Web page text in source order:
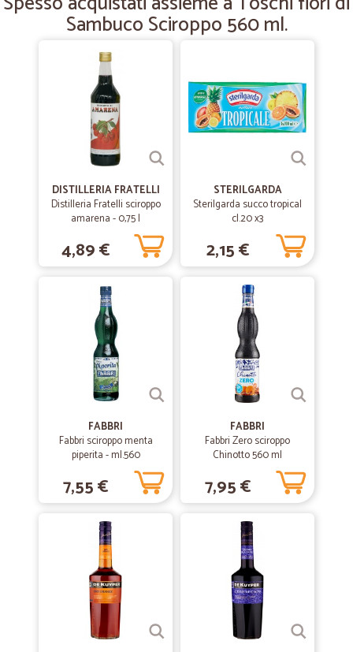
Sambuco Sciroppo 560 ml.
DISTILLERIA FRATELLI
Distilleria Fratelli sciroppo
amarena - 0,75 l
4,89 €
STERILGARDA
Sterilgarda succo tropical
cl.20 x3
2,15 €
FABBRI
Fabbri sciroppo menta
piperita - ml.560
7,55 €
FABBRI
Fabbri Zero sciroppo
Chinotto 560 ml
7,95 €